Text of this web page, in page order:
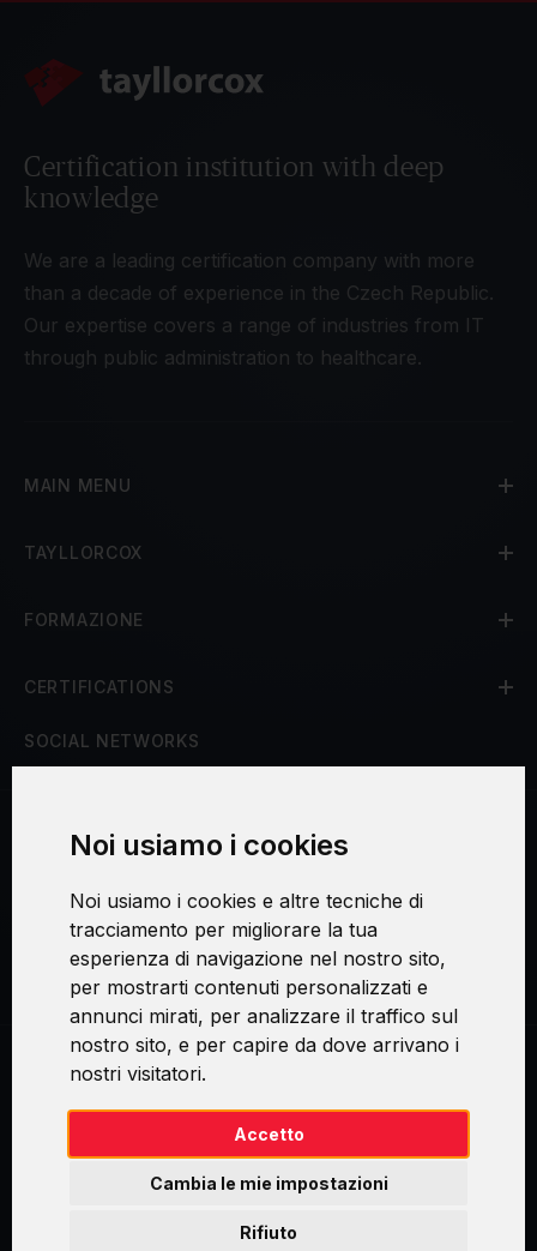
Noi usiamo i cookies
Noi usiamo i cookies e altre tecniche di
tracciamento per migliorare la tua
esperienza di navigazione nel nostro sito,
per mostrarti contenuti personalizzati e
annunci mirati, per analizzare il traffico sul
nostro sito, e per capire da dove arrivano i
nostri visitatori.
Accetto
Rifiuto
Cambia le mie impostazioni
Certification institution with deep
knowledge
We are a leading certification company with more
than a decade of experience in the Czech Republic.
Our expertise covers a range of industries from IT
through public administration to healthcare.
MAIN MENU
TAYLLORCOX
FORMAZIONE
CERTIFICATIONS
SOCIAL NETWORKS
Procedura di reclamo
Consenso al trattamento dei dati personali
Sicurezza e privacy
Swirl logoTM je ochranná známka společnosti AXELOS Limited. ITIL®
je registrovanou ochrannou známkou AXELOS Limited. PRINCE2® je
registrovanou ochrannou známkou AXELOS Limited. MSP® je
registrovanou ochrannou známkou AXELOS Limited & TAYLLORCOX
trade mark of AXELOS Limited. Copyright© AXELOS Limited 2009.